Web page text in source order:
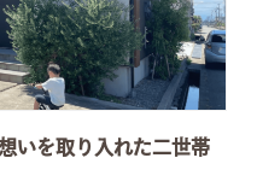
いを取り入れた二世帯